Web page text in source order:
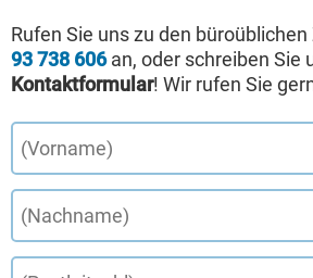
Rufen Sie uns zu den
93 738 606an, oder schreiben Sie
Kontaktformular! Wir rufen Sie